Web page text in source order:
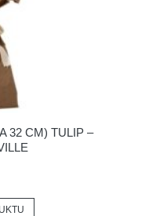
32 CM) TULIP –